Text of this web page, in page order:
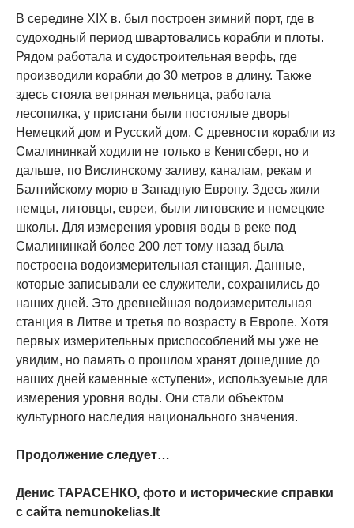
В середине XIX в. был построен зимний порт, где в
судоходный период швартовались корабли и плоты.
Рядом работала и судостроительная верфь, где
производили корабли до 30 метров в длину. Также
здесь стояла ветряная мельница, работала
лесопилка, у пристани были постоялые дворы
Немецкий дом и Русский дом. С древности корабли из
Смалининкай ходили не только в Кенигсберг, но и
дальше, по Вислинскому заливу, каналам, рекам и
Балтийскому морю в Западную Европу. Здесь жили
немцы, литовцы, евреи, были литовские и немецкие
школы. Для измерения уровня воды в реке под
Смалининкай более 200 лет тому назад была
построена водоизмерительная станция. Данные,
которые записывали ее служители, сохранились до
наших дней. Это древнейшая водоизмерительная
станция в Литве и третья по возрасту в Европе. Хотя
первых измерительных приспособлений мы уже не
увидим, но память о прошлом хранят дошедшие до
наших дней каменные «ступени», используемые для
измерения уровня воды. Они стали объектом
культурного наследия национального значения.
Продолжение следует…
Денис ТАРАСЕНКО, фото и исторические справки
с сайта nemunokelias.lt